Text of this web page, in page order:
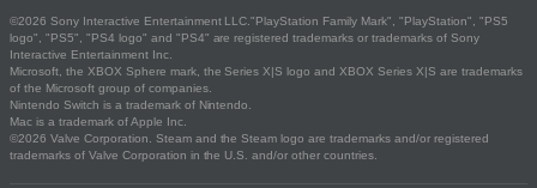
©2026 Sony Interactive Entertainment LLC."PlayStation Family Mark", "PlayStation", "PS5
logo", "PS5", "PS4 logo" and "PS4" are registered trademarks or trademarks of Sony
Interactive Entertainment Inc.
Microsoft, the XBOX Sphere mark, the Series X|S logo and XBOX Series X|S are trademarks
of the Microsoft group of companies.
Nintendo Switch is a trademark of Nintendo.
Mac is a trademark of Apple Inc.
©2026 Valve Corporation. Steam and the Steam logo are trademarks and/or registered
trademarks of Valve Corporation in the U.S. and/or other countries.